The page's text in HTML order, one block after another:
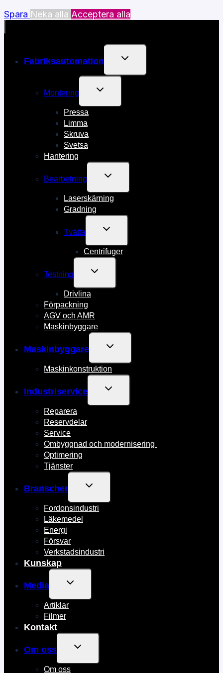
Spara Neka alla Acceptera alla
Fabriksautomation
TOGGLE
MENU
Montering
TOGGLE
Pressa
Limma
Skruva
Svetsa
Hantering
Bearbetning
TOGGLE
MENU
Laserskärning
Gradning
Tvätta
TOGGLE
MENU
Centrifuger
Testning
TOGGLE
MENU
Drivlina
Förpackning
AGV och AMR
Maskinbyggare
Maskinbyggare
TOGGLE
MENU
Maskinkonstruktion
Industriservice
TOGGLE
Reparera
Reservdelar
Service
Ombyggnad och modernisering
Optimering
Tjänster
Branscher
TOGGLE
MENU
Fordonsindustri
Läkemedel
Energi
Försvar
Verkstadsindustri
Kunskap
Media
TOGGLE
MENU
Artiklar
Filmer
Kontakt
Om oss
TOGGLE
Om oss